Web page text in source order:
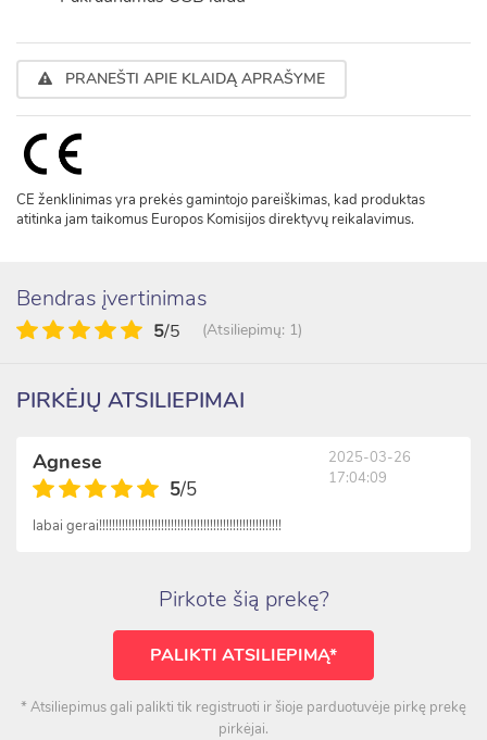
PRANEŠTI APIE KLAIDĄ APRAŠYME
CE ženklinimas yra prekės gamintojo pareiškimas, kad produktas
atitinka jam taikomus Europos Komisijos direktyvų reikalavimus.
Bendras įvertinimas
5/5 (Atsiliepimų: 1)
PIRKĖJŲ ATSILIEPIMAI
Agnese
5/5
2025-03-26
17:04:09
labai gerai!!!!!!!!!!!!!!!!!!!!!!!!!!!!!!!!!!!!!!!!!!!!!!!!!!!!!!!!
Pirkote šią prekę?
PALIKTI ATSILIEPIMĄ*
* Atsiliepimus gali palikti tik registruoti ir šioje parduotuvėje pirkę prekę
pirkėjai.